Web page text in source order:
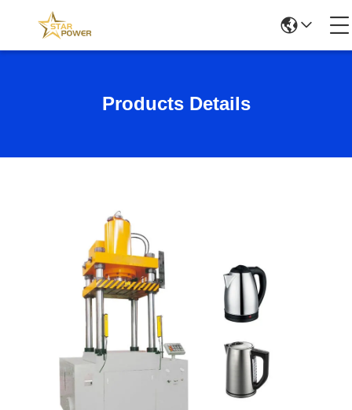
Products Details